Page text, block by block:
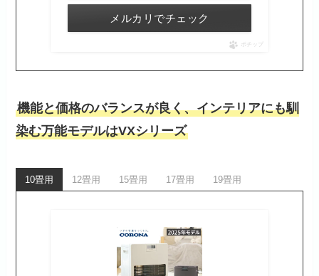
メルカリでチェック
ポチップ
機能と価格のバランスが良く、インテリアにも馴
染む万能モデルはVXシリーズ
10畳用 12畳用 15畳用 17畳用 19畳用